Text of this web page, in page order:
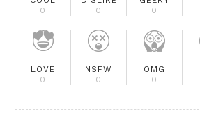
0
0
0
LOVE
0
NSFW
0
OMG
0